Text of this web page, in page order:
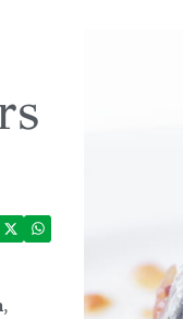
,